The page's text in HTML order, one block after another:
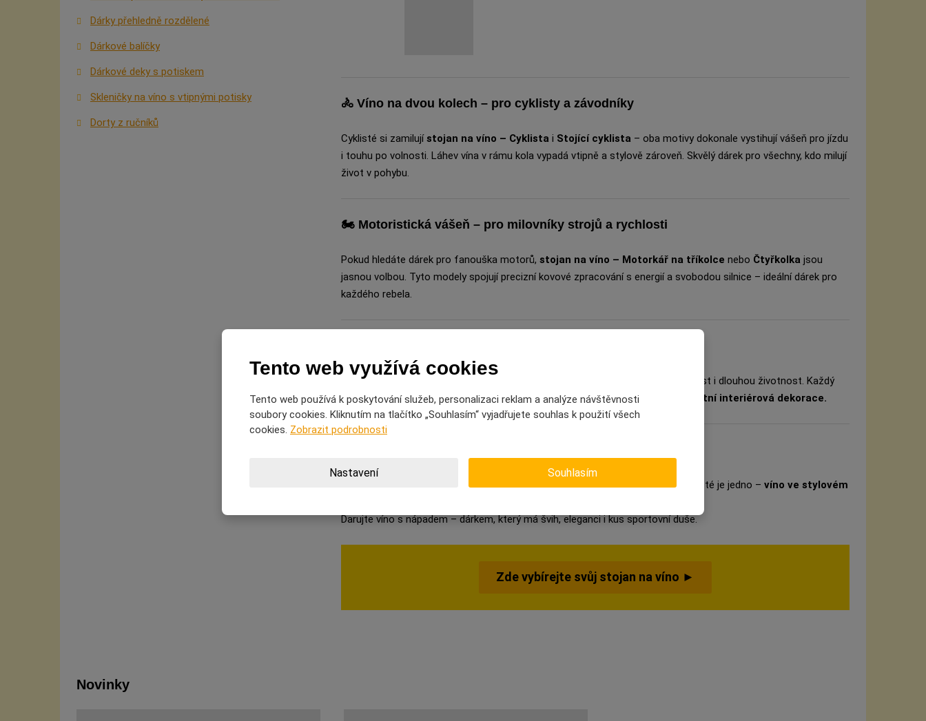
Dárky přehledně rozdělené
Dárkové balíčky
Dárkové deky s potiskem
Skleničky na víno s vtipnými potisky
Dorty z ručníků
🚴 Víno na dvou kolech – pro cyklisty a závodníky
Cyklisté si zamilujístojan na víno – Cyklista i Stojící cyklista – oba motivy dokonale vystihují vášeň pro jízdu
i touhu po volnosti. Láhev vína v rámu kola vypadá vtipně a stylově zároveň. Skvělý dárek pro všechny, kdo milují
život v pohybu.
🏍️ Motoristická vášeň – pro milovníky strojů a rychlosti
Pokud hledáte dárek pro fanouška motorů, stojan na víno – Motorkář na tříkolce nebo Čtyřkolka jsou
jasnou volbou. Tyto modely spojují precizní kovové zpracování s energií a svobodou silnice – ideální dárek pro
každého rebela.
Všechny stojany jsou vyrobené z kvalitního kovu, který zaručuje stabilitu, pevnost i dlouhou životnost. Každý
kus je detailně propracovaný a slouží nejen jakodržík na víno, ale i jako elegantní interiérová dekorace.
Ať už sportovec fandí kolečkovým sportům, běhá za pukem nebo drží raketu, jisté je jedno – víno ve stylovém
Darujte víno s nápadem – dárkem, který má švih, eleganci i kus sportovní duše.
Zde vybírejte svůj stojan na víno ►
Novinky
Tento web využívá cookies
Tento web používá k poskytování služeb, personalizaci reklam a analýze návštěvnosti
soubory cookies. Kliknutím na tlačítko „Souhlasím“ vyjadřujete souhlas k použití všech
cookies. Zobrazit podrobnosti
Nastavení Souhlasím